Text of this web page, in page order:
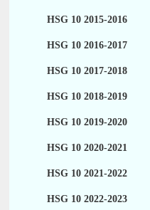
HSG 10 2015-2016
HSG 10 2016-2017
HSG 10 2017-2018
HSG 10 2018-2019
HSG 10 2019-2020
HSG 10 2020-2021
HSG 10 2021-2022
HSG 10 2022-2023